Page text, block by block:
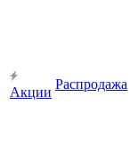
Акции
Распродажа